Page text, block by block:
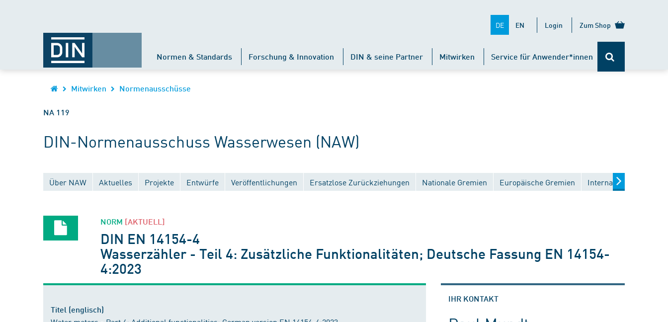
DE EN Login Zum Shop
Normen & Standards Forschung & Innovation DIN & seine Partner Mitwirken Service für Anwender*innen
Mitwirken Normenausschüsse
NA 119
DIN-Normenausschuss Wasserwesen (NAW)
Über NAW Aktuelles Projekte Entwürfe Veröffentlichungen Ersatzlose Zurückziehungen Nationale Gremien Europäische Gremien Internationale Gremien
NORM [AKTUELL]
DIN EN 14154-4
Wasserzähler - Teil 4: Zusätzliche Funktionalitäten; Deutsche Fassung EN 14154-
4:2023
Titel (englisch)
IHR KONTAKT